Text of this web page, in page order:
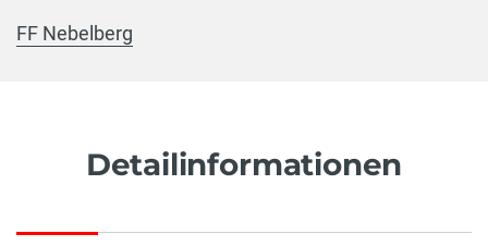
FF Nebelberg
Detailinformationen